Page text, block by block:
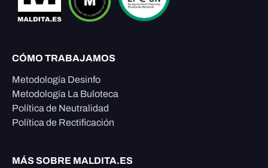
CÓMO TRABAJAMOS
Metodología Desinfo
Metodología La Buloteca
Política de Neutralidad
Política de Rectificación
MÁS SOBRE MALDITA.ES